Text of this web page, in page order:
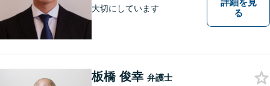
大切にしています
詳細を見
る
板橋 俊幸 弁護士